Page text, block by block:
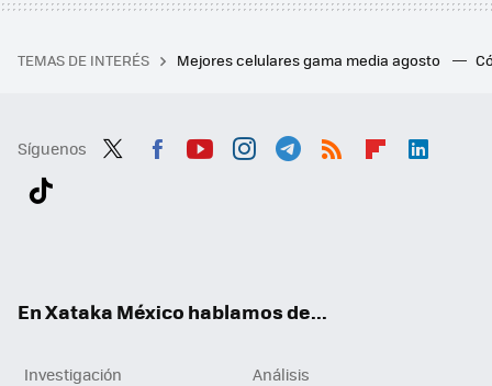
TEMAS DE INTERÉS Mejores celulares gama media agosto
Síguenos
En Xataka México hablamos de...
Investigación
Análisis